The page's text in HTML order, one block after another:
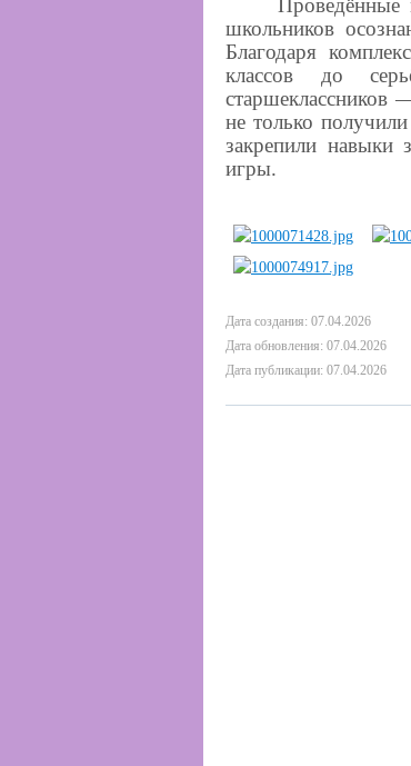
школьников
Благодаря
классов до
старшеклассников
не только
закрепили навыки
игры.
Дата создания: 07.04.2026
Дата обновления: 07.04.2026
Дата публикации: 07.04.2026